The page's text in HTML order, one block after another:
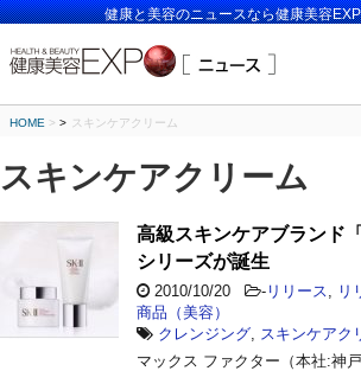
健康と美容のニュースなら健康美容
HOME > スキンケアクリーム
スキンケアクリーム
高級スキンケアブランド
シリーズが誕生
2010/10/20 - リリース リ
商品（美容）
クレンジング
スキンケアク
マックス ファクター（本社:神